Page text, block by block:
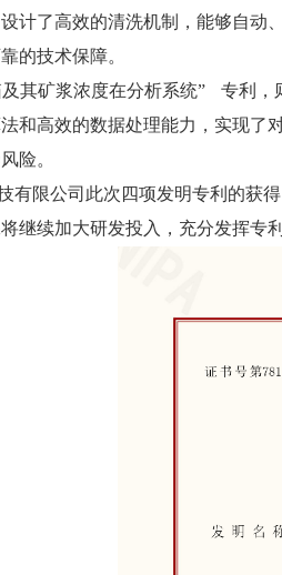
计了高效的清洗机制，能够自动
的技术保障。
其矿浆浓度在分析系统” 专利，
和高效的数据处理能力，实现了
险。
有限公司此次四项发明专利的获
继续加大研发投入，充分发挥专